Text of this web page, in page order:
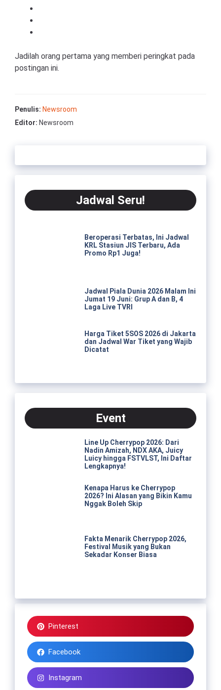
Jadilah orang pertama yang memberi peringkat pada
postingan ini.
Penulis: Newsroom
Editor: Newsroom
Jadwal Seru!
Beroperasi Terbatas, Ini Jadwal
KRL Stasiun JIS Terbaru, Ada
Promo Rp1 Juga!
Jadwal Piala Dunia 2026 Malam Ini
Jumat 19 Juni: Grup A dan B, 4
Laga Live TVRI
Harga Tiket 5SOS 2026 di Jakarta
dan Jadwal War Tiket yang Wajib
Dicatat
Event
Line Up Cherrypop 2026: Dari
Nadin Amizah, NDX AKA, Juicy
Luicy hingga FSTVLST, Ini Daftar
Lengkapnya!
Kenapa Harus ke Cherrypop
2026? Ini Alasan yang Bikin Kamu
Nggak Boleh Skip
Fakta Menarik Cherrypop 2026,
Festival Musik yang Bukan
Sekadar Konser Biasa
Pinterest
Facebook
Instagram